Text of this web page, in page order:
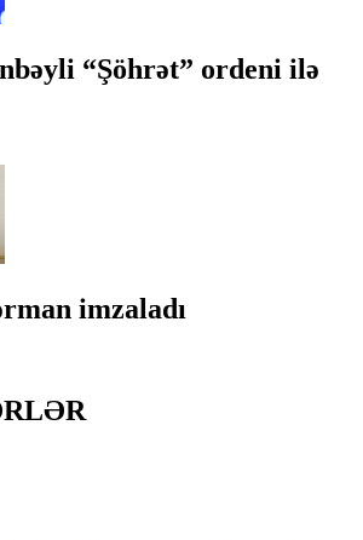
“Şöhrət” ordeni ilə
imzaladı